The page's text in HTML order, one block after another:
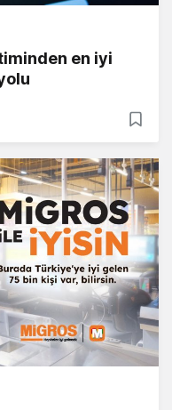
en iyi